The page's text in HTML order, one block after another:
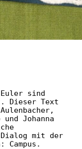
sind
Dieser Text
Johanna
mit der